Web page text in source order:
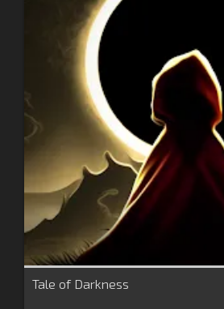
Tale of Darkness